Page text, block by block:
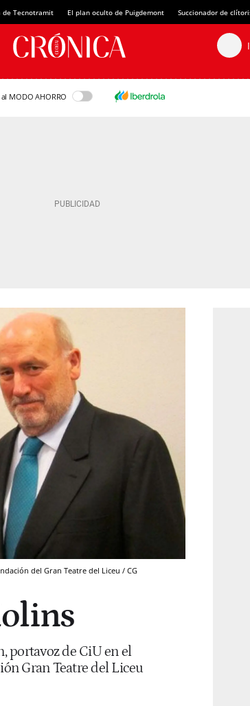
de Tecnotramit El plan oculto de Puigdemont Succionador de
MODO AHORRO
del Gran Teatre del Liceu / CG
portavoz de CiU en el
Gran Teatre del Liceu